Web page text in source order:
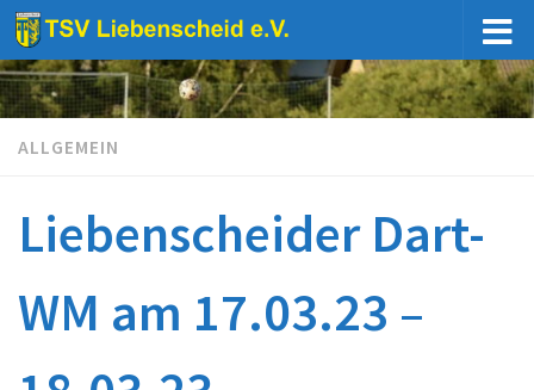
Unter dem Inhalt
ALLGEMEIN
Liebenscheider Dart-
WM am 17.03.23 –